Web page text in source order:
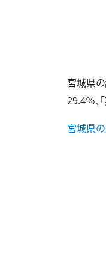
宮城県の
29.4％、
宮城県